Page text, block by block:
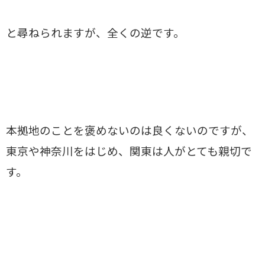
と尋ねられますが、全くの逆です。
本拠地のことを褒めないのは良くないのですが、
東京や神奈川をはじめ、関東は人がとても親切で
す。